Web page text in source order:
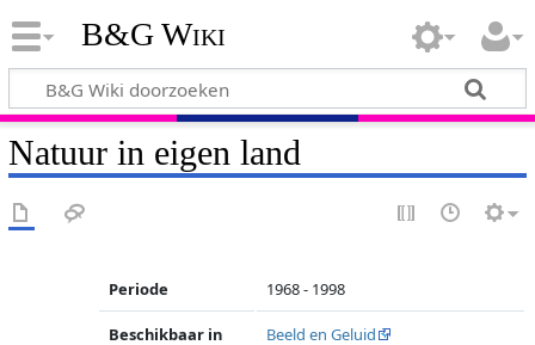
B&G Wiki
Natuur in eigen land
Periode 1968 - 1998
Beschikbaar in
Beeld en Geluid